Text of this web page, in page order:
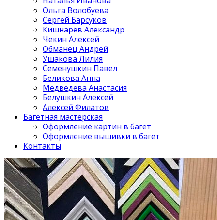
Ольга Волобуева
Сергей Барсуков
Кишнарёв Александр
Чекин Алексей
Обманец Андрей
Ушакова Лилия
Семенушкин Павел
Беликова Анна
Медведева Анастасия
Белушкин Алексей
Алексей Филатов
Багетная мастерская
Оформление картин в багет
Оформление вышивки в багет
Контакты